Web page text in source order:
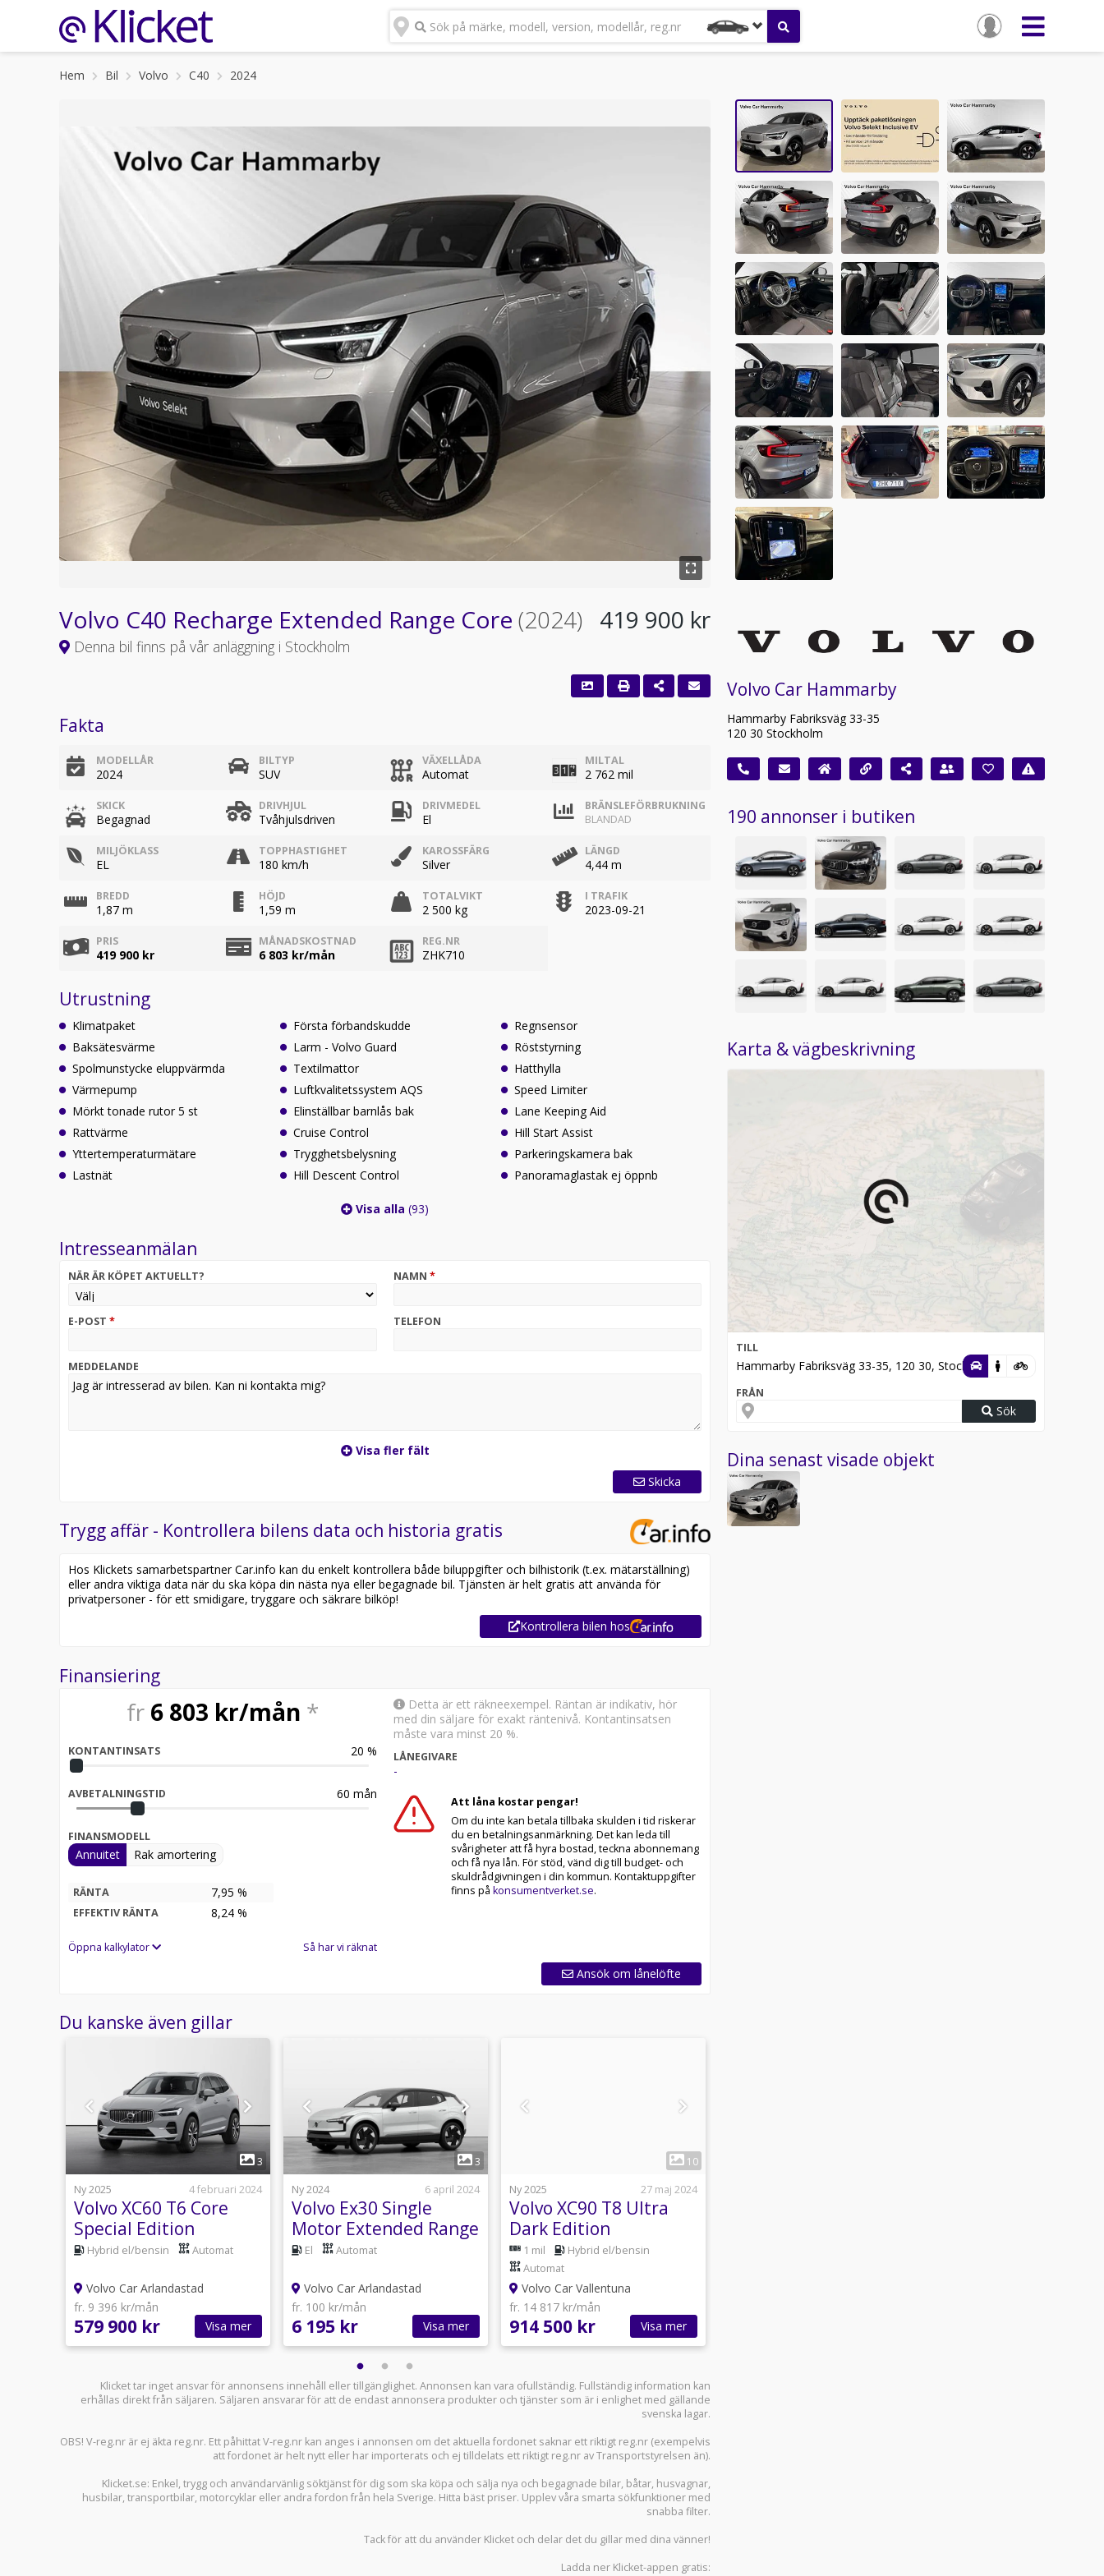
Sök på märke, modell, version, modellår, reg.nr
Hem Bil Volvo C40 2024
Volvo C40 Recharge Extended Range Core (2024)
Denna bil finns på vår anläggning i Stockholm
419 900 kr
Fakta
MODELLÅR
2024
BILTYP
SUV
VÄXELLÅDA
Automat
MILTAL
2 762 mil
SKICK
Begagnad
DRIVHJUL
Tvåhjulsdriven
DRIVMEDEL
El
BRÄNSLEFÖRBRUKNING
BLANDAD
MILJÖKLASS
EL
TOPPHASTIGHET
180 km/h
KAROSSFÄRG
Silver
LÄNGD
4,44 m
BREDD
1,87 m
HÖJD
1,59 m
TOTALVIKT
2 500 kg
I TRAFIK
2023-09-21
PRIS
419 900 kr
MÅNADSKOSTNAD
6 803 kr/mån
REG.NR
ZHK710
Utrustning
Klimatpaket
Baksätesvärme
Spolmunstycke eluppvärmda
Värmepump
Mörkt tonade rutor 5 st
Rattvärme
Yttertemperaturmätare
Lastnät
Första förbandskudde
Larm - Volvo Guard
Textilmattor
Luftkvalitetssystem AQS
Elinställbar barnlås bak
Cruise Control
Trygghetsbelysning
Hill Descent Control
Regnsensor
Röststyrning
Hatthylla
Speed Limiter
Lane Keeping Aid
Hill Start Assist
Parkeringskamera bak
Panoramaglastak ej öppnb
Visa alla(93)
Intresseanmälan
NÄR ÄR KÖPET AKTUELLT? NAMN *
E-POST * TELEFON
MEDDELANDE
Visa fler fält
Skicka
Trygg affär - Kontrollera bilens data och historia gratis
Hos Klickets samarbetspartner Car.info kan du enkelt kontrollera både biluppgifter och bilhistorik (t.ex. mätarställning)
eller andra viktiga data när du ska köpa din nästa nya eller begagnade bil. Tjänsten är helt gratis att använda för
privatpersoner - för ett smidigare, tryggare och säkrare bilköp!
Kontrollera bilen hos
Finansiering
fr 6 803 kr/mån *
KONTANTINSATS 20 %
AVBETALNINGSTID 60 mån
FINANSMODELL
Annuitet Rak amortering
RÄNTA 7,95 %
EFFEKTIV RÄNTA 8,24 %
Öppna kalkylator Så har vi räknat
Detta är ett räkneexempel. Räntan är indikativ, hör
med din säljare för exakt räntenivå. Kontantinsatsen
måste vara minst 20 %.
LÅNEGIVARE
-
Att låna kostar pengar!
Om du inte kan betala tillbaka skulden i tid riskerar
du en betalningsanmärkning. Det kan leda till
svårigheter att få hyra bostad, teckna abonnemang
och få nya lån. För stöd, vänd dig till budget- och
skuldrådgivningen i din kommun. Kontaktuppgifter
finns på konsumentverket.se.
Ansök om lånelöfte
Du kanske även gillar
1
3
Ny 2025
4 februari 2024
Volvo XC60 T6 Core
Special Edition
Hybrid el/bensin Automat
Volvo Car Arlandastad
fr. 9 396 kr/mån
579 900 kr Visa mer
1
3
Ny 2024
6 april 2024
Volvo Ex30 Single
Motor Extended Range
Ultra PRIVATLEASING*
El Automat
Volvo Car Arlandastad
fr. 100 kr/mån
6 195 kr Visa mer
10
Ny 2025
27 maj 2024
Volvo XC90 T8 Ultra
Dark Edition
1 mil
Hybrid el/bensin
Automat
Volvo Car Vallentuna
fr. 14 817 kr/mån
914 500 kr Visa mer
Klicket tar inget ansvar för annonsens innehåll eller tillgänglighet. Annonsen kan vara ofullständig. Fullständig information kan
erhållas direkt från säljaren. Säljaren ansvarar för att de endast annonsera produkter och tjänster som är i enlighet med gällande
svenska lagar.
OBS! V-reg.nr är ej äkta reg.nr. Ett påhittat V-reg.nr kan anges i annonsen om det aktuella fordonet saknar ett riktigt reg.nr (exempelvis
att fordonet är helt nytt eller har importerats och ej tilldelats ett riktigt reg.nr av Transportstyrelsen än).
Klicket.se: Enkel, trygg och användarvänlig söktjänst för dig som ska köpa och sälja nya och begagnade bilar, båtar, husvagnar,
husbilar,transportbilar, motorcyklar eller andra fordon från hela Sverige. Hitta bäst priser. Upplev våra smarta sökfunktioner med
snabba filter.
Tack för att du använder Klicket och delar det du gillar med dina vänner!
Ladda ner Klicket-appen gratis:
Volvo Car Hammarby
Hammarby Fabriksväg 33-35
120 30 Stockholm
190 annonser i butiken
Karta & vägbeskrivning
TILL
Hammarby Fabriksväg 33-35, 120 30, Stockholm
FRÅN
Sök
Dina senast visade objekt